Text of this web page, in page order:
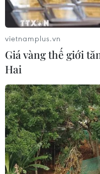
TIN CÙNG
Bộ GD-ĐT dự kiến
bổ nhiệm chức danh
nhà giáo
vietnamplus.vn
Giá vàng thế giới
Hai